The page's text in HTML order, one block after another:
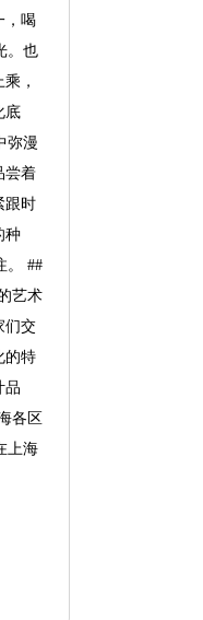
，喝
。也
，
底
弥漫
尝着
跟时
种
。 ##
艺术
们交
的特
品
各区
上海